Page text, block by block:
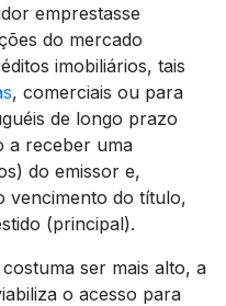
emprestasse
do mercado
imobiliários, tais
, comerciais ou para
de longo prazo
a receber uma
do emissor e,
vencimento do título,
(principal).
ser mais alto, a
o acesso para